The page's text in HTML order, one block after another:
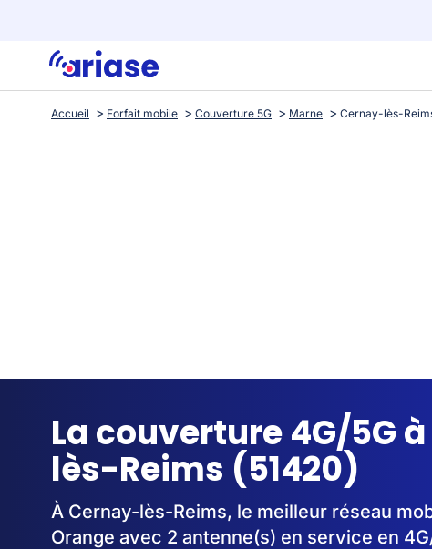
Accueil Forfait mobile Couverture 5G Marne Cernay-lès-
La couverture 4G/5G
lès-Reims (51420)
À Cernay-lès-Reims, le meilleur réseau
Orange avec 2 antenne(s) en service en